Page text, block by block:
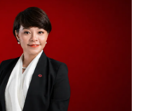
tiếp Ban Điều hành kế